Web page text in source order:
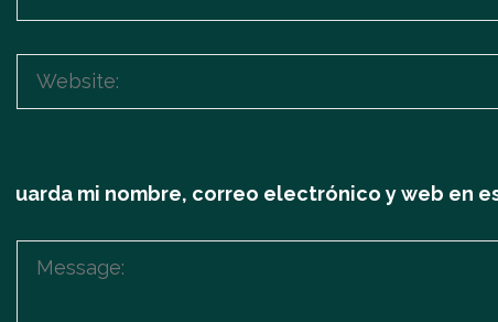
Guarda mi nombre, correo electrónico y web en